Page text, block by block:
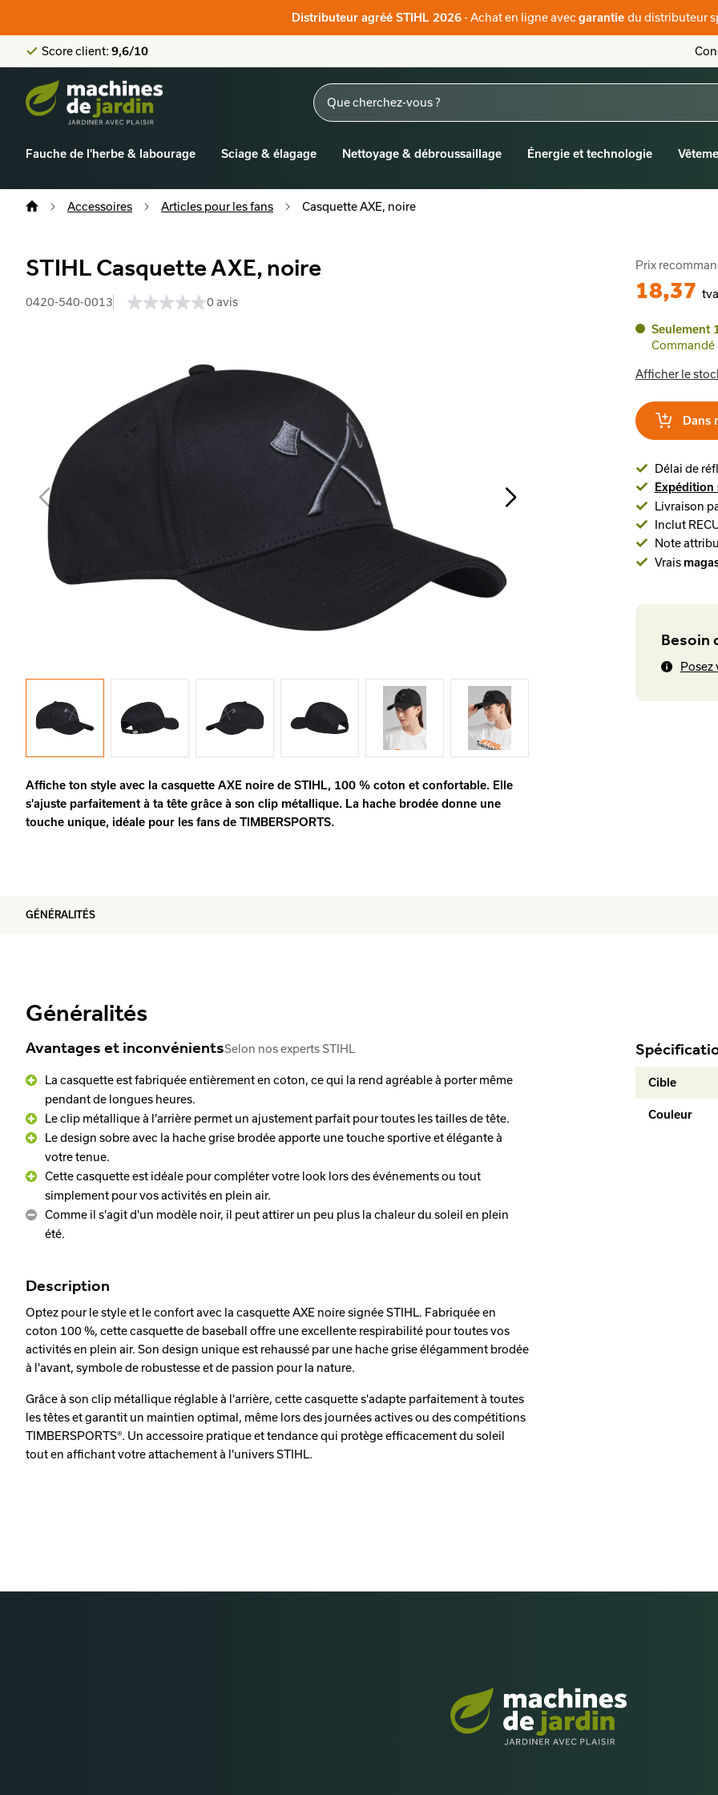
Distributeur agréé STIHL 2026- Achat en ligne avec garantie du distributeur
Distributeur officiel STIHL
Score client: 9,6/10
Fauche de l'herbe & labourage Sciage & élagage Nettoyage & débroussaillage Énergie et technologie
Accessoires Articles pour les fans Casquette AXE, noire
STIHL Casquette AXE, noire
0420-540-0013 0 avis
Affiche ton style avec la casquette AXE noire de STIHL, 100 % coton et confortable. Elle
s'ajuste parfaitement à ta tête grâce à son clip métallique. La hache brodée donne une
touche unique, idéale pour les fans de TIMBERSPORTS.
Prix
18,37
Seulement
Commandé
Afficher le
Dans
Délai de
Expédition
Livraison
Inclut
Note
Vrais
Besoin
Posez
GÉNÉRALITÉS
Généralités
Avantages et inconvénientsSelon nos experts STIHL
La casquette est fabriquée entièrement en coton, ce qui la rend agréable à porter même
pendant de longues heures.
Le clip métallique à l’arrière permet un ajustement parfait pour toutes les tailles de tête.
Le design sobre avec la hache grise brodée apporte une touche sportive et élégante à
votre tenue.
Cette casquette est idéale pour compléter votre look lors des événements ou tout
simplement pour vos activités en plein air.
Comme il s'agit d'un modèle noir, il peut attirer un peu plus la chaleur du soleil en plein
été.
Description
Optez pour le style et le confort avec la casquette AXE noire signée STIHL. Fabriquée en
coton 100 %, cette casquette de baseball offre une excellente respirabilité pour toutes vos
activités en plein air. Son design unique est rehaussé par une hache grise élégamment brodée
à l'avant, symbole de robustesse et de passion pour la nature.
Grâce à son clip métallique réglable à l'arrière, cette casquette s'adapte parfaitement à toutes
les têtes et garantit un maintien optimal, même lors des journées actives ou des compétitions
TIMBERSPORTS®. Un accessoire pratique et tendance qui protège efficacement du soleil
tout en affichant votre attachement à l'univers STIHL.
Cible
Couleur